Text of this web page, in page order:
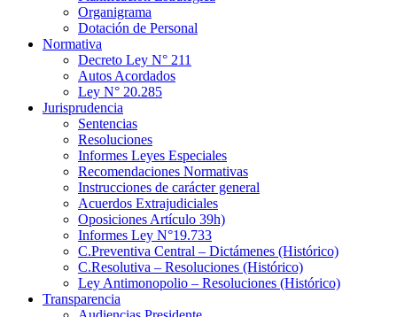
Organigrama
Dotación de Personal
Normativa
Decreto Ley N° 211
Autos Acordados
Ley N° 20.285
Jurisprudencia
Sentencias
Resoluciones
Informes Leyes Especiales
Recomendaciones Normativas
Instrucciones de carácter general
Acuerdos Extrajudiciales
Oposiciones Artículo 39h)
Informes Ley N°19.733
C.Preventiva Central – Dictámenes (Histórico)
C.Resolutiva – Resoluciones (Histórico)
Ley Antimonopolio – Resoluciones (Histórico)
Transparencia